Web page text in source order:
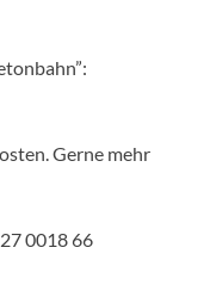
Gerne mehr
0018 66